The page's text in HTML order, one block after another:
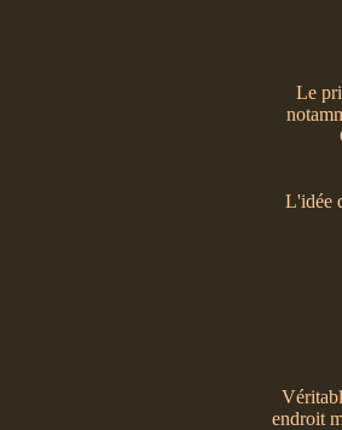
Le
L'idée
endroit